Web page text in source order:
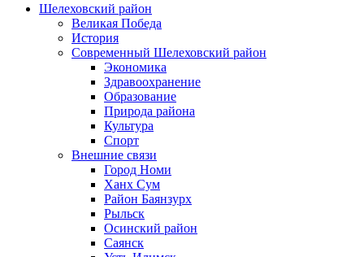
Шелеховский район
Великая Победа
История
Современный Шелеховский район
Экономика
Здравоохранение
Образование
Природа района
Культура
Спорт
Внешние связи
Город Номи
Ханх Сум
Район Баянзурх
Рыльск
Осинский район
Саянск